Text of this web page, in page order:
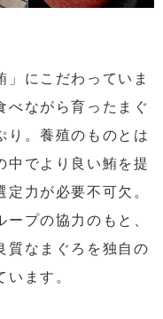
」にこだわっていま
べながら育ったまぐ
り。養殖のものとは
中でより良い鮪を提
力が必要不可欠。
プの協力のもと、
質なまぐろを独自の
ます。